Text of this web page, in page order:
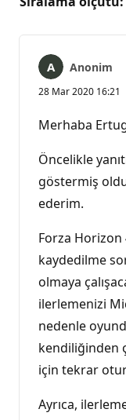
Anonim
28 Mar 2020 16:21
Merhaba
Öncelikle
göstermiş
ederim.
Forza
kaydedilme
olmaya
ilerlemenizi
nedenle
kendiliğinden
için tekrar
Ayrıca,